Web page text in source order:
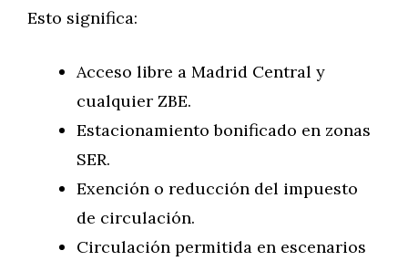
Esto significa:
Acceso libre a Madrid Central y
cualquier ZBE.
Estacionamiento bonificado en zonas
SER.
Exención o reducción del impuesto
de circulación.
Circulación permitida en escenarios